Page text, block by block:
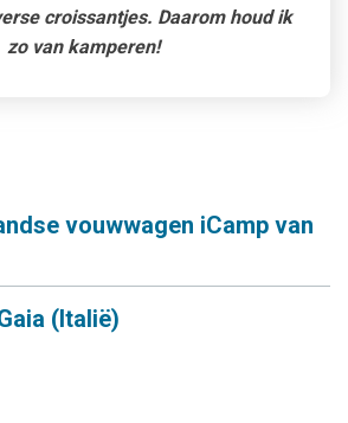
croissantjes. Daarom houd ik
zo van kamperen!
vouwwagen iCamp van
(Italië)